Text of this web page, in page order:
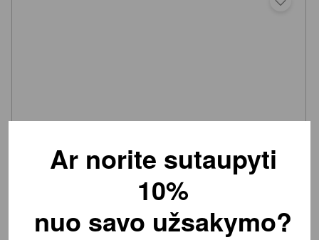
Vaikiška magnetinė/kreidinė lenta Deli 600x900mm,
Yra prekyboje
Ar norite sutaupyti
10%
nuo savo užsakymo?